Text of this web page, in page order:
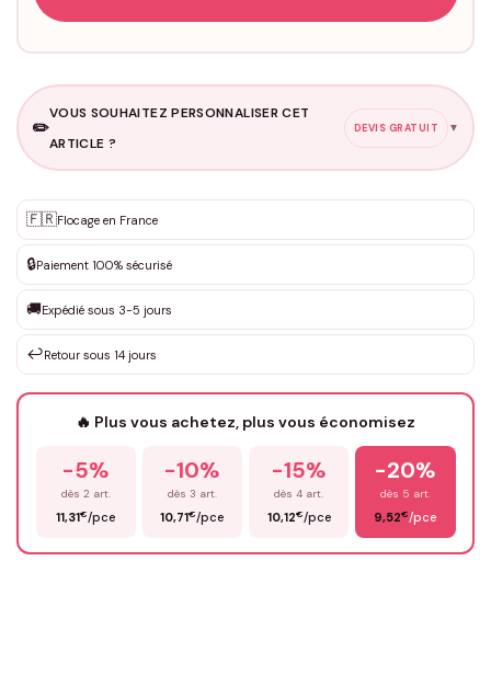
✏️
VOUS SOUHAITEZ PERSONNALISER CET
ARTICLE ?
DEVIS GRATUIT ▼
✨ Personnalisation sur mesure
DEVIS GRATUIT · Personnalisation de 3 à 10€ selon la demande
Que souhaitez-vous ?*
Votre texte / idée*
Prénom*
🇫🇷Flocage en France
🔒Paiement 100% sécurisé
🚚Expédié sous 3-5 jours
↩️Retour sous 14 jours
🔥 Plus vous achetez, plus vous économisez
-5%
dès 2 art.
11,31€/pce
-10%
dès 3 art.
10,71€/pce
-15%
dès 4 art.
10,12€/pce
-20%
dès 5 art.
9,52€/pce